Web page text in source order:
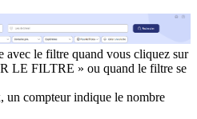
avec le filtre quand vous cliquez sur
LE FILTRE » ou quand le filtre se
un compteur indique le nombre